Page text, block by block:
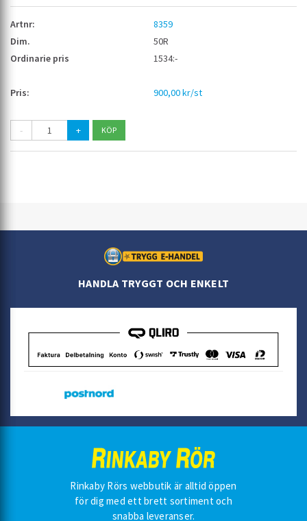
8359
50R
1534:-
900,00 kr/st
- +
HANDLA TRYGGT OCH ENKELT
Rinkaby Rörs webbutik är alltid öppen
för dig med ett brett sortiment och
snabba leveranser.